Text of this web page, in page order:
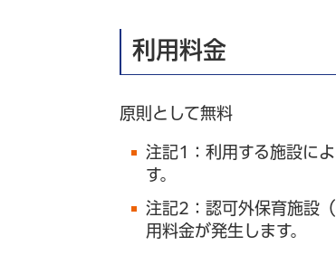
利用料金
原則として無料
注記1：利用する施設に
す。
注記2：認可外保育施設
用料金が発生します。